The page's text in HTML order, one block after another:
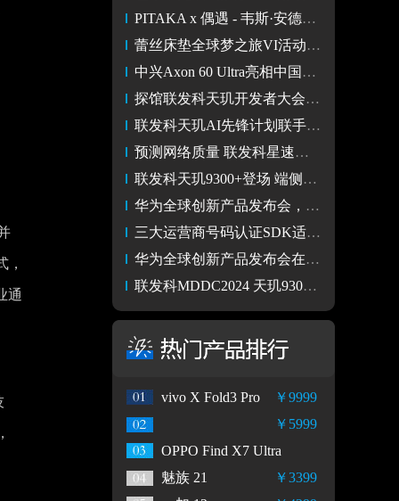
，
通
PITAKA x 偶遇 - 韦斯·安德森 | 全新色彩编织手机壳
蕾丝床垫全球梦之旅VI活动圆满收官，线上线下整合营销新势能！
中兴Axon 60 Ultra亮相中国电信香港发布会
探馆联发科天玑开发者大会 AI赋能万物
联发科天玑AI先锋计划联手生态伙伴 打造移动生态新巅峰
预测网络质量 联发科星速引擎赋能开发者杜绝游戏网络卡顿
联发科天玑9300+登场 端侧生成式AI刷新业界最高速
华为全球创新产品发布会，将时尚与创作带到新高度
三大运营商号码认证SDK适配原生鸿蒙 超6万应用加速拥抱鸿蒙生态
华为全球创新产品发布会在迪拜举行 发布多款重磅新品
联发科MDDC2024 天玑9300+芯片发布 All In 生成式AI
￥9999
vivo X Fold3 Pro
￥5999
OPPO Find X7 Ultra
￥3399
魅族 21